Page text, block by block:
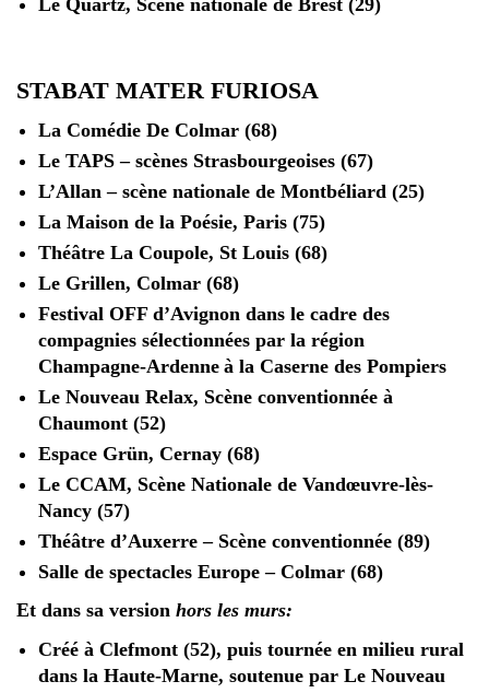
STABAT MATER FURIOSA
La Comédie De Colmar (68)
Le TAPS – scènes Strasbourgeoises (67)
L’Allan – scène nationale de Montbéliard (25)
La Maison de la Poésie, Paris (75)
Théâtre La Coupole, St Louis (68)
Le Grillen, Colmar (68)
Festival OFF d’Avignon dans le cadre des
compagnies sélectionnées par la région
Champagne-Ardenne à la Caserne des Pompiers
Le Nouveau Relax, Scène conventionnée à
Chaumont (52)
Espace Grün, Cernay (68)
Le CCAM, Scène Nationale de Vandœuvre-lès-
Nancy (57)
Théâtre d’Auxerre – Scène conventionnée (89)
Salle de spectacles Europe – Colmar (68)
Et dans sa version hors les murs:
Créé à Clefmont (52), puis tournée en milieu rural
dans la Haute-Marne, soutenue par Le Nouveau